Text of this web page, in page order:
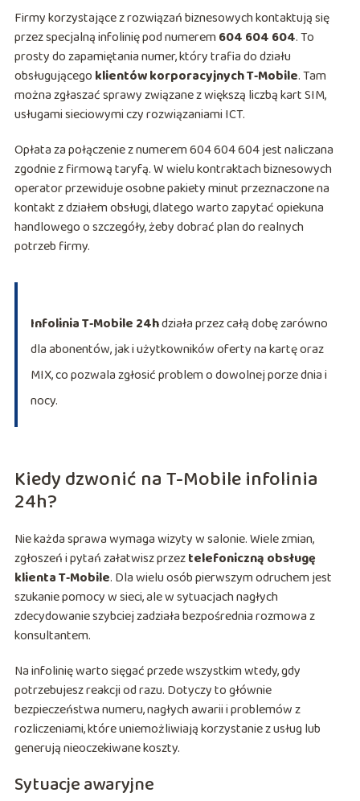
Firmy korzystające z rozwiązań biznesowych kontaktują się
przez specjalną infolinię pod numerem604 604 604. To
prosty do zapamiętania numer, który trafia do działu
obsługującego klientów korporacyjnych T‑Mobile. Tam
można zgłaszać sprawy związane z większą liczbą kart SIM,
usługami sieciowymi czy rozwiązaniami ICT.
Opłata za połączenie z numerem 604 604 604 jest naliczana
zgodnie z firmową taryfą. W wielu kontraktach biznesowych
operator przewiduje osobne pakiety minut przeznaczone na
kontakt z działem obsługi, dlatego warto zapytać opiekuna
handlowego o szczegóły, żeby dobrać plan do realnych
potrzeb firmy.
Infolinia T‑Mobile 24hdziała przez całą dobę zarówno
dla abonentów, jak i użytkowników oferty na kartę oraz
MIX, co pozwala zgłosić problem o dowolnej porze dnia i
nocy.
Kiedy dzwonić na T-Mobile infolinia
24h?
Nie każda sprawa wymaga wizyty w salonie. Wiele zmian,
zgłoszeń i pytań załatwisz przeztelefoniczną obsługę
klienta T‑Mobile. Dla wielu osób pierwszym odruchem jest
szukanie pomocy w sieci, ale w sytuacjach nagłych
zdecydowanie szybciej zadziała bezpośrednia rozmowa z
konsultantem.
Na infolinię warto sięgać przede wszystkim wtedy, gdy
potrzebujesz reakcji od razu. Dotyczy to głównie
bezpieczeństwa numeru, nagłych awarii i problemów z
rozliczeniami, które uniemożliwiają korzystanie z usług lub
generują nieoczekiwane koszty.
Sytuacje awaryjne